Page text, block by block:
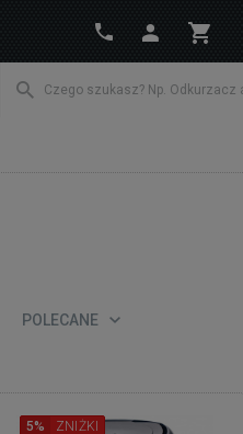
POLECANE
5% ZNIŻKI